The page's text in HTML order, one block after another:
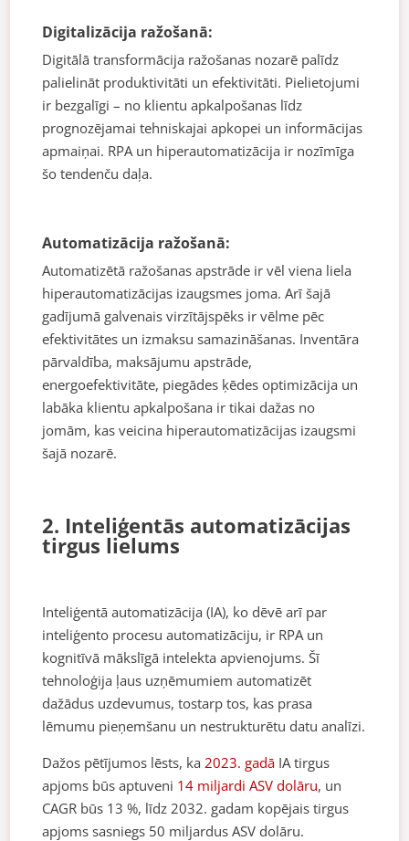
Digitalizācija ražošanā:
Digitālā transformācija ražošanas nozarē palīdz
palielināt produktivitāti un efektivitāti. Pielietojumi
ir bezgalīgi – no klientu apkalpošanas līdz
prognozējamai tehniskajai apkopei un informācijas
apmaiņai. RPA un hiperautomatizācija ir nozīmīga
šo tendenču daļa.
Automatizācija ražošanā:
Automatizētā ražošanas apstrāde ir vēl viena liela
hiperautomatizācijas izaugsmes joma. Arī šajā
gadījumā galvenais virzītājspēks ir vēlme pēc
efektivitātes un izmaksu samazināšanas. Inventāra
pārvaldība, maksājumu apstrāde,
energoefektivitāte, piegādes ķēdes optimizācija un
labāka klientu apkalpošana ir tikai dažas no
jomām, kas veicina hiperautomatizācijas izaugsmi
šajā nozarē.
2. Inteliģentās automatizācijas
tirgus lielums
Inteliģentā automatizācija (IA), ko dēvē arī par
inteliģento procesu automatizāciju, ir RPA un
kognitīvā mākslīgā intelekta apvienojums. Šī
tehnoloģija ļaus uzņēmumiem automatizēt
dažādus uzdevumus, tostarp tos, kas prasa
lēmumu pieņemšanu un nestrukturētu datu analīzi.
Dažos pētījumos lēsts, ka 2023. gadā IA tirgus
apjoms būs aptuveni 14 miljardi ASV dolāru, un
CAGR būs 13 %, līdz 2032. gadam kopējais tirgus
apjoms sasniegs 50 miljardus ASV dolāru.